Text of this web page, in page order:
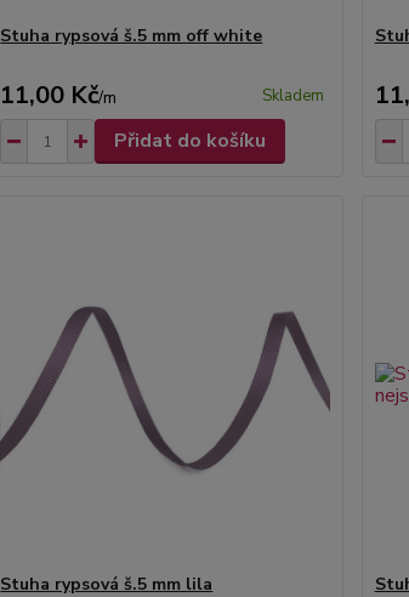
Stuha rypsová š.5 mm off white
11,00 Kč/m Skladem
Přidat do košíku
Stuha rypsová š.5 mm lila